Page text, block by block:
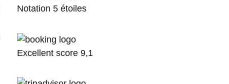
Notation 5 étoiles
Excellent score 9,1